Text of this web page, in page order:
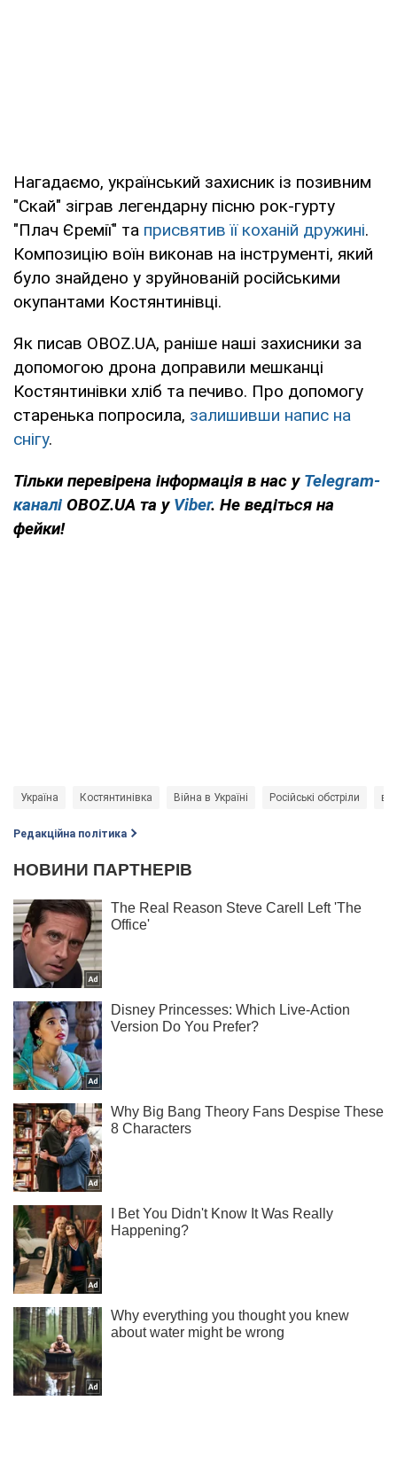
Нагадаємо, український захисник із позивним
"Скай" зіграв легендарну пісню рок-гурту
"Плач Єремії" та присвятив її коханій дружині.
Композицію воїн виконав на інструменті, який
було знайдено у зруйнованій російськими
окупантами Костянтинівці.
Як писав OBOZ.UA, раніше наші захисники за
допомогою дрона доправили мешканці
Костянтинівки хліб та печиво. Про допомогу
старенька попросила, залишивши напис на
снігу.
Тільки перевірена інформація в нас у Telegram-
каналі OBOZ.UA та у Viber. Не ведіться на
фейки!
Україна Костянтинівка Війна в Україні Російські обстріли
Редакційна політика